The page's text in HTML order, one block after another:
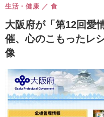
大阪府が「第12回愛
催、心のこもったレ
像
生活・健康 食